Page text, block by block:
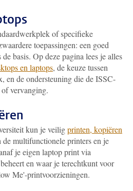
of specifieke
toepassingen: een goed
basis. Op deze pagina lees je alles
en laptops, de keuze tussen
en de ondersteuning die de ISSC-
vervanging.
kun je veiligprinten, kopiëren
de multifunctionele printers en je
je eigen laptop print via
en waar je terechtkunt voor
Me'-printvoorzieningen.